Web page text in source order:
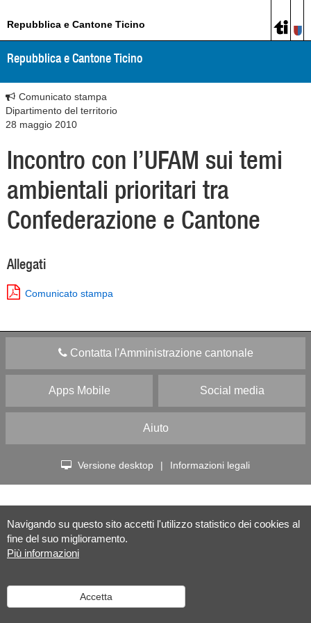
Navigando su questo sito accetti l'utilizzo statistico dei cookies al
fine del suo miglioramento.
Più informazioni
Accetta
Repubblica e Cantone Ticino
Repubblica e Cantone Ticino
Comunicato stampa
Dipartimento del territorio
28 maggio 2010
Incontro con l’UFAM sui temi
ambientali prioritari tra
Confederazione e Cantone
Allegati
Comunicato stampa
Contatta l'Amministrazione cantonale
Apps Mobile Social media
Aiuto
Versione desktop | Informazioni legali